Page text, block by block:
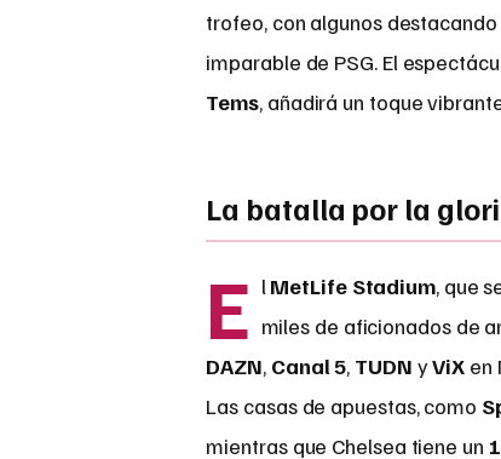
trofeo, con algunos
imparable de PSG. El
Tems, añadirá un toque
La batalla por la
E l MetLife Stadium, que
miles de aficionados de
DAZN, Canal 5, TUDN yViX en
Las casas de apuestas, como
mientras que Chelsea tiene un